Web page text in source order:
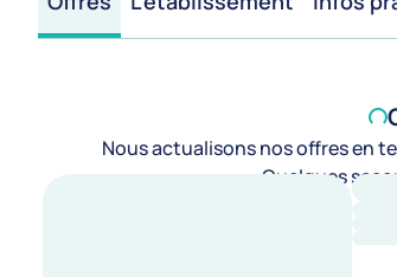
Nous actualisons nos offres en
Quelques